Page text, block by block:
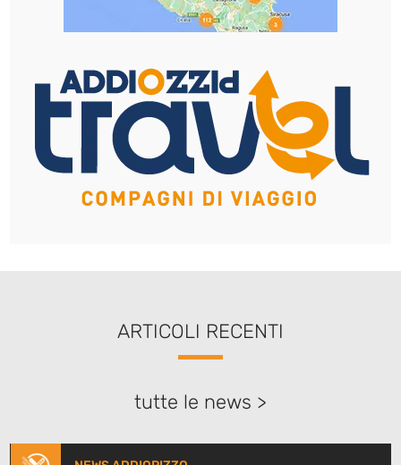
ARTICOLI RECENTI
tutte le news >